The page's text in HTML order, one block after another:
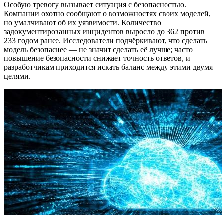
Особую тревогу вызывает ситуация с безопасностью.
Компании охотно сообщают о возможностях своих моделей,
но умалчивают об их уязвимости. Количество
задокументированных инцидентов выросло до 362 против
233 годом ранее. Исследователи подчёркивают, что сделать
модель безопаснее — не значит сделать её лучше; часто
повышение безопасности снижает точность ответов, и
разработчикам приходится искать баланс между этими двумя
целями.